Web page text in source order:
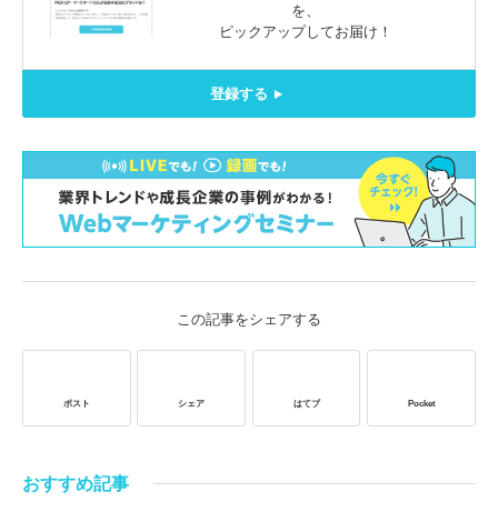
を、
ピックアップしてお届け！
登録する
この記事をシェアする
ポスト シェア はてブ Pocket
おすすめ記事